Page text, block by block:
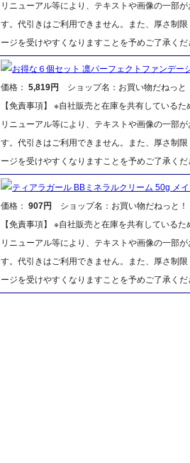
リニューアル等により、テキストや画像の一部
す。代引きはご利用できません。また、厚さ制
ージを受けやすくなりますことを予めご了承くだ
お得な６個セット 凛パーフェクトファンデ
価格： 5,819円
ショップ名：お買い物だねっと
【免責事項】 ※自社販売と在庫を共有している
リニューアル等により、テキストや画像の一部
す。代引きはご利用できません。また、厚さ制
ージを受けやすくなりますことを予めご了承くだ
ティアラガール BBミネラルクリーム 50g メ
価格： 907円
ショップ名：お買い物だねっと！
【免責事項】 ※自社販売と在庫を共有している
リニューアル等により、テキストや画像の一部
す。代引きはご利用できません。また、厚さ制
ージを受けやすくなりますことを予めご了承くだ